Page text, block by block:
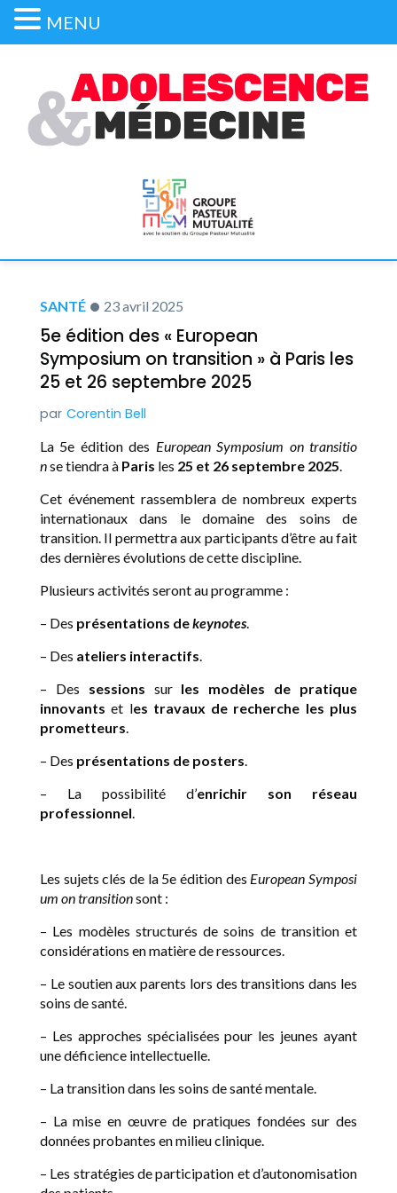
SANTÉ 23 avril 2025
5e édition des « European
Symposium on transition » à Paris les
25 et 26 septembre 2025
Corentin Bell
La 5e édition des European Symposium on transitio
nse tiendra à Paris les 25 et 26 septembre 2025
Cet événement rassemblera de nombreux experts
internationaux dans le domaine des soins de
transition. Il permettra aux participants d’être au fait
des dernières évolutions de cette discipline.
Plusieurs activités seront au programme :
– Des présentations dekeynotes
– Des ateliers interactifs
– Des sessions surles modèles de pratique
innovants et les travaux de recherche les plus
prometteurs
– Des présentations de posters
– La possibilité d’enrichir son réseau
professionnel
Les sujets clés de la 5e édition des European Symposi
um on transitionsont :
– Les modèles structurés de soins de transition et
considérations en matière de ressources.
– Le soutien aux parents lors des transitions dans les
soins de santé.
– Les approches spécialisées pour les jeunes ayant
une déficience intellectuelle.
– La transition dans les soins de santé mentale.
– La mise en œuvre de pratiques fondées sur des
données probantes en milieu clinique.
– Les stratégies de participation et d’autonomisation
MENU